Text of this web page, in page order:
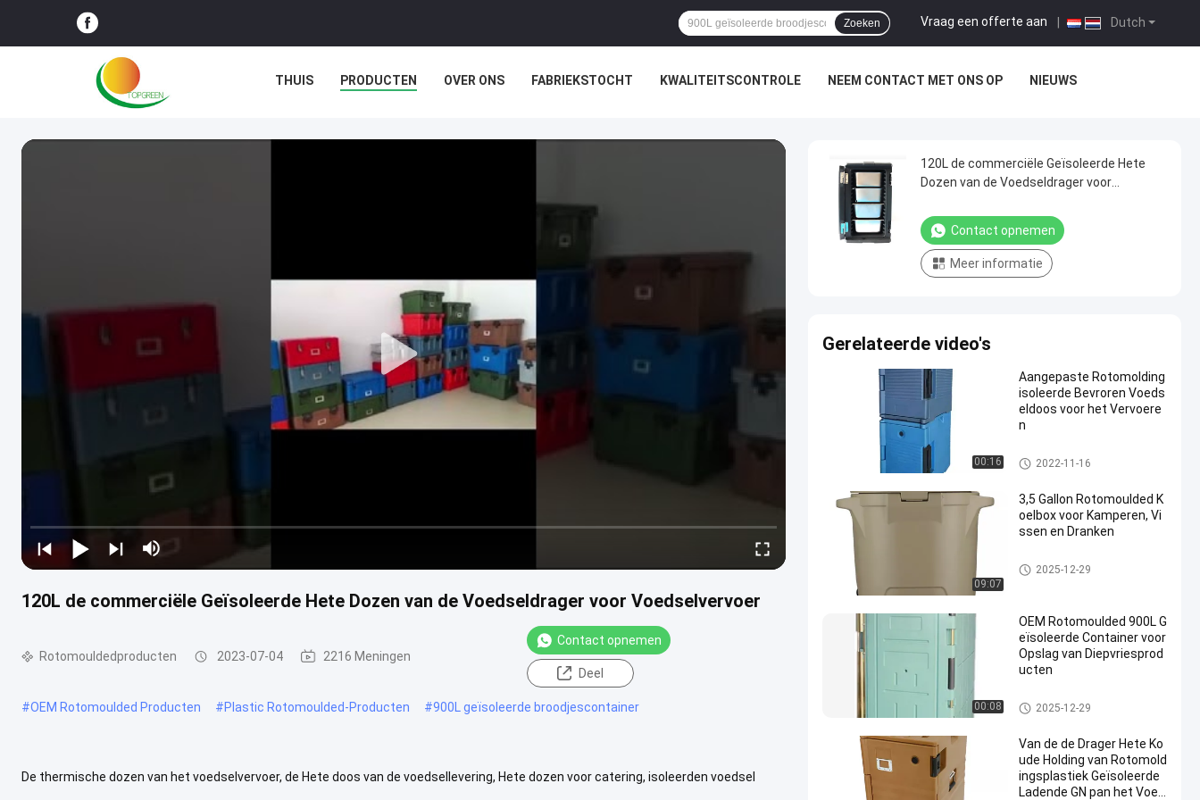
Dutch
Vraag een offerte aan
Zoeken
THUIS PRODUCTEN OVER ONS FABRIEKSTOCHT KWALITEITSCONTROLE NEEM CONTACT MET ONS OP NIEUWS
120L de commerciële Geïsoleerde Hete Dozen van de Voedseldrager voor Voedselvervoer
Rotomouldedproducten 2023-07-04 2216 Meningen
Contact opnemen
Deel
#OEM Rotomoulded Producten #Plastic Rotomoulded-Producten #900L geïsoleerde broodjescontainer
De thermische dozen van het voedselvervoer, de Hete doos van de voedsellevering, Hete dozen voor catering, isoleerden voedsel
120L de commerciële Geïsoleerde Hete
Dozen van de Voedseldrager voor
Contact opnemen
Meer informatie
Gerelateerde video's
00:16
Aangepaste Rotomolding
isoleerde Bevroren Voeds
eldoos voor het Vervoere
n
Rotomouldedproducten
2022-11-16
09:07
3,5 Gallon Rotomoulded K
oelbox voor Kamperen, Vi
ssen en Dranken
Rotomouldedproducten
2025-12-29
00:08
OEM Rotomoulded 900L G
eïsoleerde Container voor
Opslag van Diepvriesprod
ucten
Rotomouldedproducten
2025-12-29
Van de de Drager Hete Ko
ude Holding van Rotomold
ingsplastiek Geïsoleerde
Ladende GN pan het Voed